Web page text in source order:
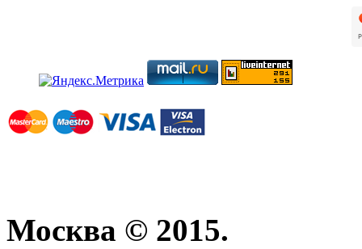
Москва © 2015.